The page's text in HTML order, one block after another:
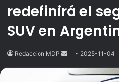
redefinirá el
SUV en
Redaccion MDP
Send
email
2025-11-04